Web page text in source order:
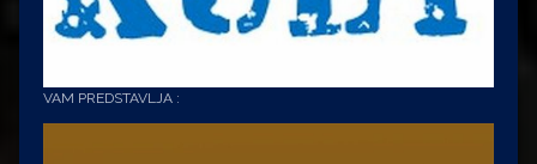
VAM PREDSTAVLJA :